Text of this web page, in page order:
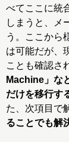
べてここに統
しまうと、メ
う。ここから
は可能だが、
ことも確認さ
Machine」な
だけを移行す
た、次項目で
ることでも解